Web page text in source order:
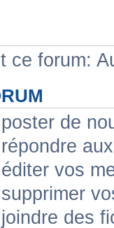
ce forum:
poster de
répondre
éditer vos
supprimer
joindre des